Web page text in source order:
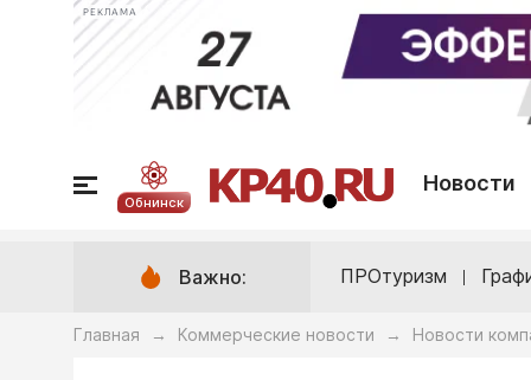
РЕКЛАМА
Обнинск
Новости
Важно: ПРОтуризм
Главная → Коммерческие новости → Новости